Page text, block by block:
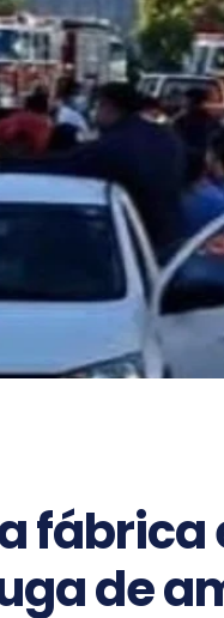
fábrica
de